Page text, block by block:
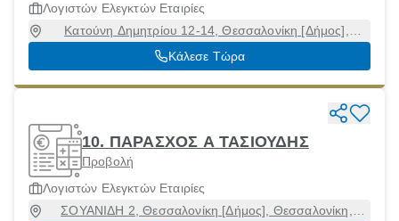
Λογιστών Ελεγκτών Εταιρίες
Κατούνη Δημητρίου 12-14, Θεσσαλονίκη [Δήμος],
Θεσσαλονίκη, 54625
Κάλεσε Τώρα
10. ΠΑΡΑΣΧΟΣ Α ΤΑΣΙΟΥΔΗΣ
Προβολή
Λογιστών Ελεγκτών Εταιρίες
ΣΟΥΑΝΙΔΗ 2, Θεσσαλονίκη [Δήμος], Θεσσαλονίκη,